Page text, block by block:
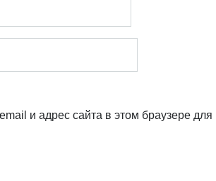
и адрес сайта в этом браузере